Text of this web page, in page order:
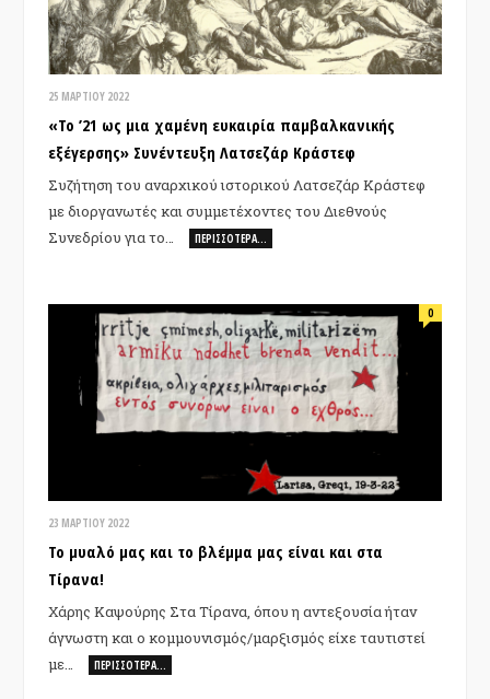
25 ΜΑΡΤΊΟΥ 2022
«Το ’21 ως μια χαμένη ευκαιρία παμβαλκανικής
εξέγερσης» Συνέντευξη Λατσεζάρ Κράστεφ
Συζήτηση του αναρχικού ιστορικού Λατσεζάρ Κράστεφ
με διοργανωτές και συμμετέχοντες του Διεθνούς
Συνεδρίου για το…
ΠΕΡΙΣΣΌΤΕΡΑ…
23 ΜΑΡΤΊΟΥ 2022
0
Το μυαλό μας και το βλέμμα μας είναι και στα
Τίρανα!
Χάρης Καψούρης Στα Τίρανα, όπου η αντεξουσία ήταν
άγνωστη και ο κομμουνισμός/μαρξισμός είχε ταυτιστεί
με…
ΠΕΡΙΣΣΌΤΕΡΑ…